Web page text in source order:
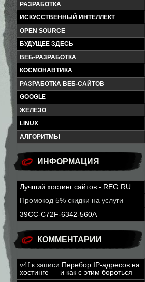
РАЗРАБОТКА
ИСКУССТВЕННЫЙ ИНТЕЛЛЕКТ
OPEN SOURCE
БУДУЩЕЕ ЗДЕСЬ
ВЕБ-РАЗРАБОТКА
КОСМОНАВТИКА
РАЗРАБОТКА ВЕБ-САЙТОВ
GOOGLE
ЖЕЛЕЗО
LINUX
АЛГОРИТМЫ
ИНФОРМАЦИЯ
Лучший хостинг сайтов - REG.RU
Промокод 5% скидки на услуги
39CC-C72F-6342-560A
КОММЕНТАРИИ
v4f к записи Перебор IP-адресов на
хостинге — и как с этим бороться